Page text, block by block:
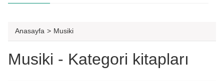
Anasayfa > Musiki
Musiki - Kategori kitapları